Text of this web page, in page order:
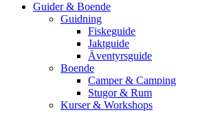
Guider & Boende
Guidning
Fiskeguide
Jaktguide
Äventyrsguide
Boende
Camper & Camping
Stugor & Rum
Kurser & Workshops